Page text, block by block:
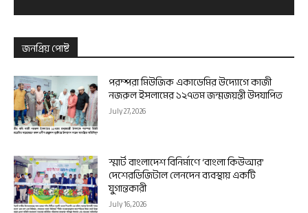
জনপ্রিয় পোষ্ট
পরম্পরা মিউজিক একাডেমির উদ্যোগে কাজী
নজরুল ইসলামের ১২৭তম জন্মজয়ন্তী উদযাপিত
July 27, 2026
স্মার্ট বাংলাদেশ বিনির্মাণে ‘বাংলা কিউআর’
দেশেরডিজিটাল লেনদেন ব্যবস্থায় একটি
যুগান্তকারী
July 16, 2026